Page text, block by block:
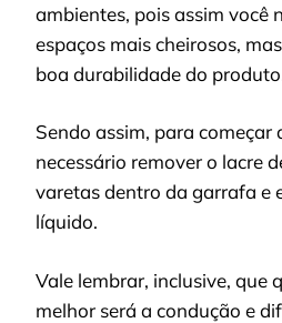
ambientes, pois assim você
espaços mais cheirosos,
boa durabilidade do
Sendo assim, para começar
necessário remover o lacre
varetas dentro da garrafa e
líquido.
Vale lembrar, inclusive, que
melhor será a condução e